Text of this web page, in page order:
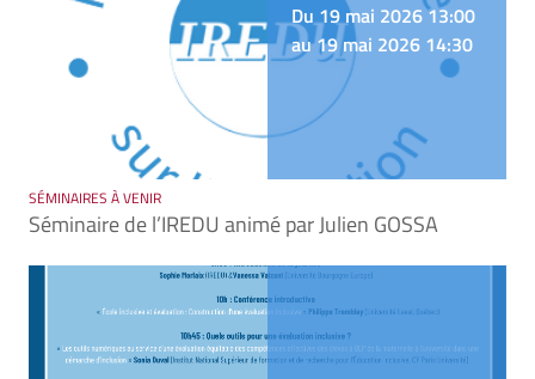
Du 19 mai 2026 13:00
au 19 mai 2026 14:30
SÉMINAIRES À VENIR
Séminaire de l’IREDU animé par Julien GOSSA